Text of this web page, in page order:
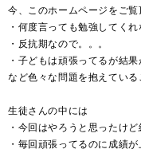
今、このホームページをご
・何度言っても勉強してくれ
・反抗期なので。。。
・子どもは頑張ってるが結果
など色々な問題を抱えている
生徒さんの中には
・今回はやろうと思ったけ
・毎回頑張ってるのに成績が